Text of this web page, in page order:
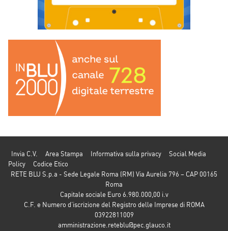
Invia C.V. Area Stampa Informativa sulla privacy
Social Media
Policy
Codice Etico
RETE BLU S.p.a - Sede Legale Roma (RM) Via Aurelia 796 – CAP 00165
Roma
Capitale sociale Euro 6.980.000,00 i.v
C.F. e Numero d’iscrizione del Registro delle Imprese di ROMA
03922811009
amministrazione.reteblu@pec.glauco.it